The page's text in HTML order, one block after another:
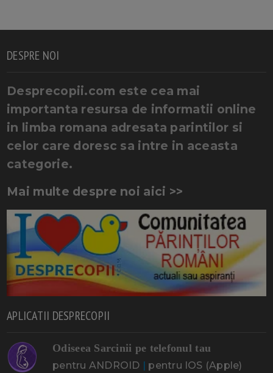
DESPRE NOI
Desprecopii.com este cea mai
importanta resursa de informatii online
in limba romana adresata parintilor si
celor care doresc sa intre in aceasta
categorie.
Mai multe despre noi aici >>
APLICATII DESPRECOPII
Odiseea Sarcinii pe telefonul tau
pentru ANDROID | pentru IOS (Apple)